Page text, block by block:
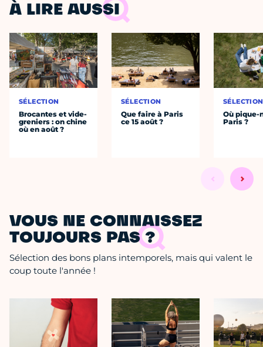
À LIRE AUSSI
SÉLECTION
Brocantes et vide-
greniers : on chine
où en août ?
SÉLECTION
Que faire à Paris
ce 15 août ?
SÉLECTION
Où pique-
Paris ?
VOUS NE CONNAISSEZ
TOUJOURS PAS ?
Sélection des bons plans intemporels, mais qui valent le
coup toute l'année !